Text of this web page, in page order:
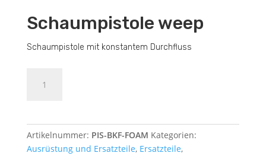
Schaumpistole weep
Schaumpistole mit konstantem Durchfluss
weep
Artikelnummer: PIS-BKF-FOAM Kategorien:
Ausrüstung und Ersatzteile, Ersatzteile,